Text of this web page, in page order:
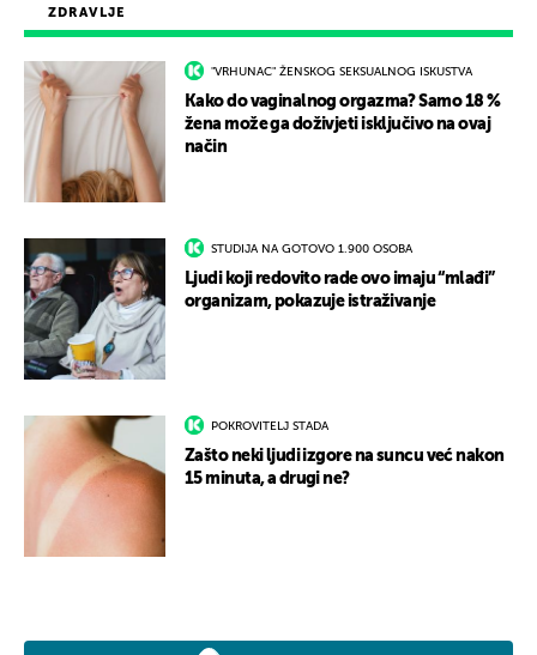
ZDRAVLJE
"VRHUNAC" ŽENSKOG SEKSUALNOG ISKUSTVA
Kako do vaginalnog orgazma? Samo 18 %
žena može ga doživjeti isključivo na ovaj
način
STUDIJA NA GOTOVO 1.900 OSOBA
Ljudi koji redovito rade ovo imaju “mlađi”
organizam, pokazuje istraživanje
POKROVITELJ STADA
Zašto neki ljudi izgore na suncu već nakon
15 minuta, a drugi ne?